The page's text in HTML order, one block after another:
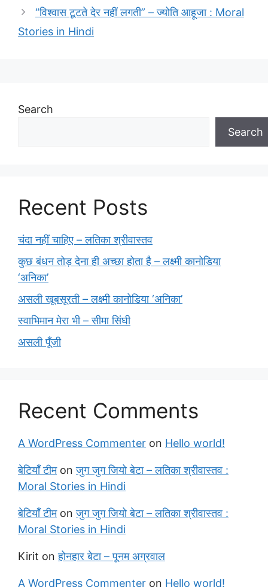
“विश्वास टूटते देर नहीं लगती” – ज्योति आहूजा : Moral
Stories in Hindi
Search
Search
Recent Posts
चंदा नहीं चाहिए – लतिका श्रीवास्तव
कुछ बंधन तोड़ देना ही अच्छा होता है – लक्ष्मी कानोडिया
‘अनिका’
असली खूबसूरती – लक्ष्मी कानोडिया ‘अनिका’
स्वाभिमान मेरा भी – सीमा सिंघी
असली पूँजी
Recent Comments
A WordPress Commenter on Hello world!
बेटियाँ टीमonजुग जुग जियो बेटा – लतिका श्रीवास्तव :
Moral Stories in Hindi
बेटियाँ टीमonजुग जुग जियो बेटा – लतिका श्रीवास्तव :
Moral Stories in Hindi
Kirit onहोनहार बेटा – पूनम अग्रवाल
A WordPress Commenter on Hello world!